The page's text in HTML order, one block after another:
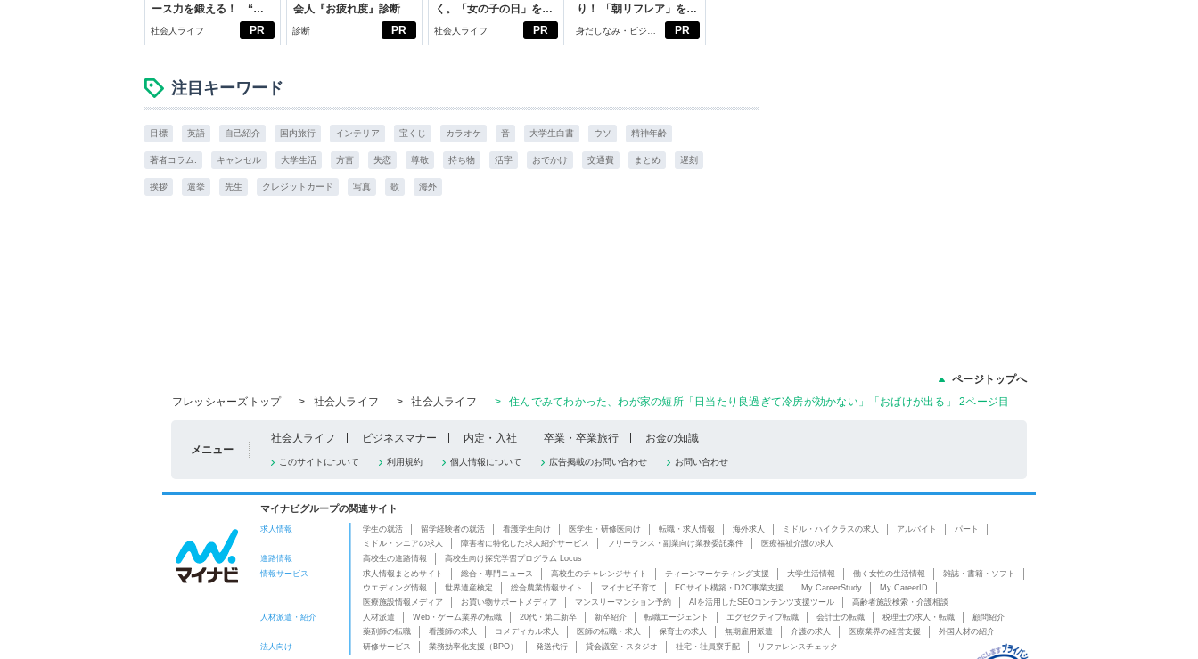
PR
ース力を鍛える！ “ジ
ブン観”診断
社会人ライフ PR
会人『お疲れ度』診断
診断 PR
く。「女の子の日」を前
向きに♪社会人エリ・大
社会人ライフ PR
り！ 「朝リフレア」をは
じめよう。しっかりニオ
イケアして24時間快適。
身だしなみ・ビジネ
スアイテム
注目キーワード
目標 英語 自己紹介 国内旅行 インテリア 宝くじ カラオケ 音 大学生白書 ウソ 精神年齢
著者コラム. キャンセル 大学生活 方言 失恋 尊敬 持ち物 活字 おでかけ 交通費 まとめ 遅刻
挨拶 選挙 先生 クレジットカード 写真 歌 海外
ページトップへ
フレッシャーズトップ
> 社会人ライフ > 社会人ライフ > 住んでみてわかった、わが家の短所「日当たり良過ぎて冷房が効かない」「おばけが出る」 2ページ目
メニュー
社会人ライフ ビジネスマナー 内定・入社 卒業・卒業旅行 お金の知識
このサイトについて 利用規約 個人情報について 広告掲載のお問い合わせ お問い合わせ
マイナビグループの関連サイト
求人情報 学生の就活 留学経験者の就活 看護学生向け 医学生・研修医向け 転職・求人情報 海外求人 ミドル・ハイクラスの求人 アルバイト
パート
ミドル・シニアの求人
障害者に特化した求人紹介サービス フリーランス・副業向け業務委託案件
医療福祉介護の求人
進路情報
高校生の進路情報
高校生向け探究学習プログラム Locus
情報サービス
求人情報まとめサイト 総合・専門ニュース 高校生のチャレンジサイト ティーンマーケティング支援 大学生活情報 働く女性の生活情報
雑誌・書籍・ソフト
ウエディング情報
世界遺産検定 総合農業情報サイト マイナビ子育て ECサイト構築・D2C事業支援 My CareerStudy
My CareerID
医療施設情報メディア
お買い物サポートメディア マンスリーマンション予約 AIを活用したSEOコンテンツ支援ツール
高齢者施設検索・介護相談
人材派遣・紹介
人材派遣 Web・ゲーム業界の転職 20代・第二新卒 新卒紹介 転職エージェント エグゼクティブ転職 会計士の転職 税理士の求人・転職
顧問紹介
薬剤師の転職
看護師の求人 コメディカル求人 医師の転職・求人 保育士の求人 無期雇用派遣 介護の求人 医療業界の経営支援
外国人材の紹介
法人向け
研修サービス 業務効率化支援（BPO） 発送代行 貸会議室・スタジオ 社宅・社員寮手配 リファレンスチェック